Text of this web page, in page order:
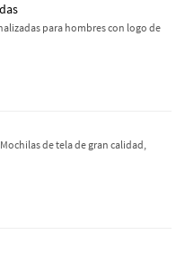
para hombres con logo de
de tela de gran calidad,